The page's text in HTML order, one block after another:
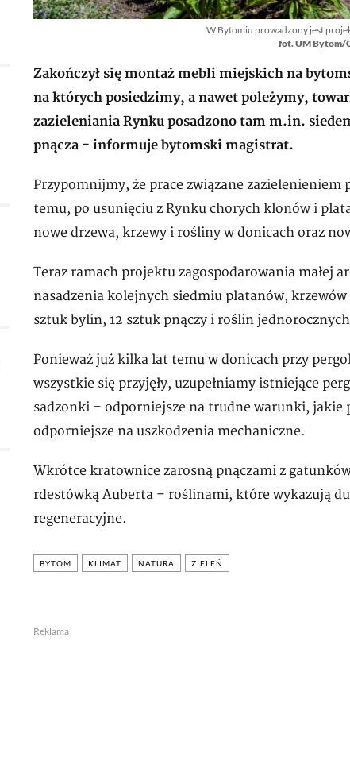
W Bytomiu prowadzony jest
fot. UM Bytom/
Zakończył się montaż mebli miejskich na
na których posiedzimy, a nawet poleżymy,
zazieleniania Rynku posadzono tam m.in.
pnącza - informuje bytomski magistrat.
Przypomnijmy, że prace związane zazielenieniem
temu, po usunięciu z Rynku chorych klonów i
nowe drzewa, krzewy i rośliny w donicach oraz
Teraz ramach projektu zagospodarowania małej
nasadzenia kolejnych siedmiu platanów,
sztuk bylin, 12 sztuk pnączy i roślin
Ponieważ już kilka lat temu w donicach przy
wszystkie się przyjęły, uzupełniamy istniejące
sadzonki – odporniejsze na trudne warunki, jakie
odporniejsze na uszkodzenia mechaniczne.
Wkrótce kratownice zarosną pnączami z
rdestówką Auberta – roślinami, które wykazują
regeneracyjne.
BYTOM KLIMAT NATURA ZIELEŃ
Reklama